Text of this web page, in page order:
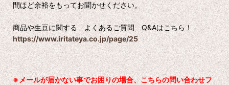
間ほど余裕をもってお聞かせください。
商品や生豆に関する よくあるご質問 Q&Aはこちら！
https://www.iritateya.co.jp/page/25
※メールが届かない事でお困りの場合、こちらの問い合わせフ